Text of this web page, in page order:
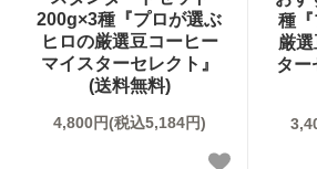
スイーツ
シュガー・フレッシュ・シロップ
コーヒー器具
200g×3種『プロが選ぶ
ヒロの厳選豆コーヒー
マイスターセレクト』
(送料無料)
4,800円(税込5,184円)
種
厳
ター